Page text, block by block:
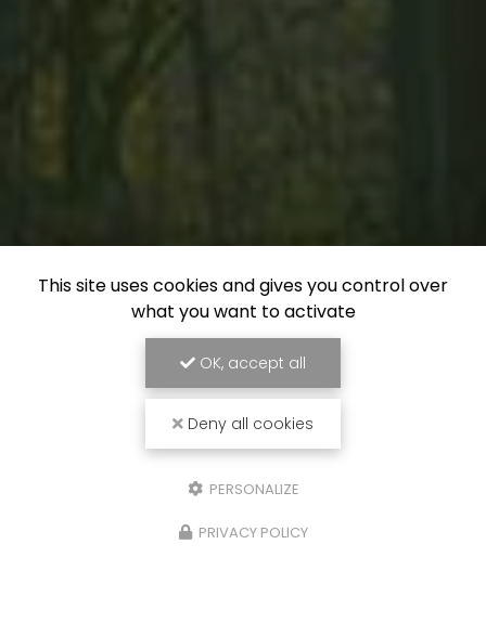
This site uses cookies and gives you control over
what you want to activate
OK, accept all
Deny all cookies
PERSONALIZE
PRIVACY POLICY